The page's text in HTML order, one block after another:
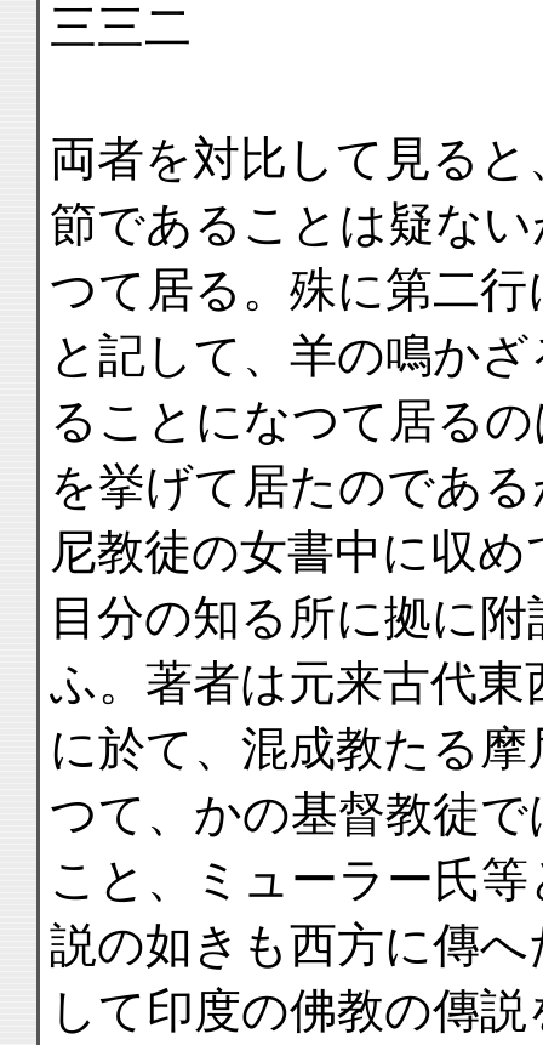
三三二
両者を対比して見る
節であることは疑な
つて居る。殊に第二
と記して、羊の鳴か
ることになつて居る
を挙げて居たのであ
尼教徒の女書中に収
目分の知る所に拠に
ふ。著者は元来古代
に於て、混成教たる
つて、かの基督教徒
こと、ミューラー氏
説の如きも西方に傳
して印度の佛教の傳